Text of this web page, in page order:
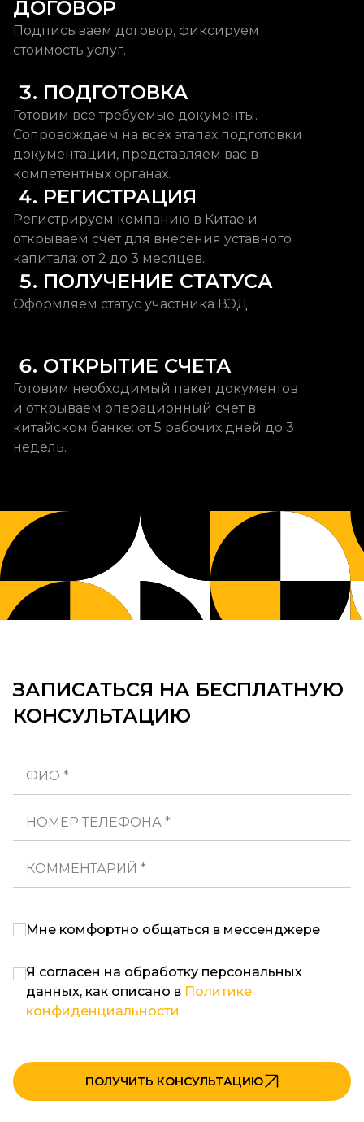
ДОГОВОР
Подписываем договор, фиксируем
стоимость услуг.
3. ПОДГОТОВКА
Готовим все требуемые документы.
Сопровождаем на всех этапах подготовки
документации, представляем вас в
компетентных органах.
4. РЕГИСТРАЦИЯ
Регистрируем компанию в Китае и
открываем счет для внесения уставного
капитала: от 2 до 3 месяцев.
5. ПОЛУЧЕНИЕ СТАТУСА
Оформляем статус участника ВЭД.
6. ОТКРЫТИЕ СЧЕТА
Готовим необходимый пакет документов
и открываем операционный счет в
китайском банке: от 5 рабочих дней до 3
недель.
ЗАПИСАТЬСЯ НА БЕСПЛАТНУЮ
КОНСУЛЬТАЦИЮ
ФИО *
НОМЕР ТЕЛЕФОНА *
КОММЕНТАРИЙ *
Мне комфортно общаться в мессенджере
Я согласен на обработку персональных
данных, как описано в Политике
конфиденциальности
ПОЛУЧИТЬ КОНСУЛЬТАЦИЮ